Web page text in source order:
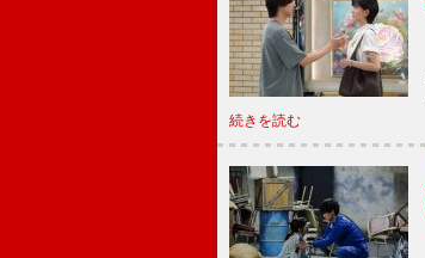
続きを読む